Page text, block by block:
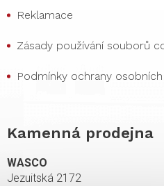
Reklamace
Zásady používání souborů
Podmínky ochrany
Kamenná prodejna
WASCO
Jezuitská 2172